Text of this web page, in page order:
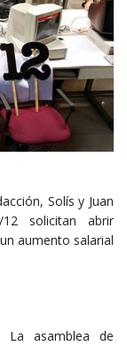
Solís y Juan
solicitan abrir
aumento salarial
La asamblea de